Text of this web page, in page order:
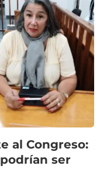
al Congreso:
ser